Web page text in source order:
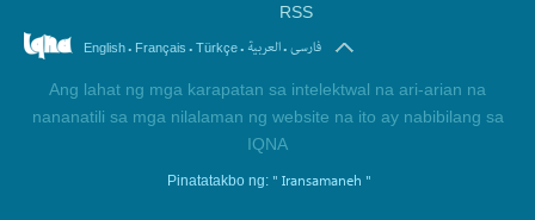
RSS
English. Français . Türkçe. العربیة.فارسی
Ang lahat ng mga karapatan sa intelektwal na ari-arian na
nananatili sa mga nilalaman ng website na ito ay nabibilang sa
IQNA
Pinatatakbo ng: " Iransamaneh "